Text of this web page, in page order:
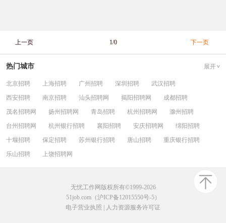
上一页 1/0 下一页
热门城市 展开
北京招聘 上海招聘 广州招聘 深圳招聘
武汉招聘
西安招聘
南京招聘 汕头招聘网 揭阳招聘网
成都招聘
茂名招聘网
扬州招聘网 青岛招聘 杭州招聘网
滁州招聘
台州招聘网
杭州银行招聘 襄阳招聘 安庆招聘网
绵阳招聘
十堰招聘
保定招聘 苏州银行招聘 唐山招聘
重庆银行招聘
乐山招聘
上饶招聘网
无忧工作网版权所有©1999-2026
51job.com（沪ICP备12015550号-5）
电子营业执照
人力资源服务许可证